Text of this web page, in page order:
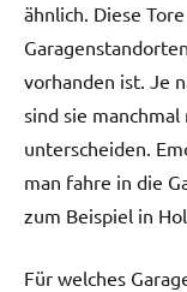
ähnlich. Diese
vorhanden ist. Je
sind sie
unterscheiden.
man fahre in die
zum Beispiel in
Für welches